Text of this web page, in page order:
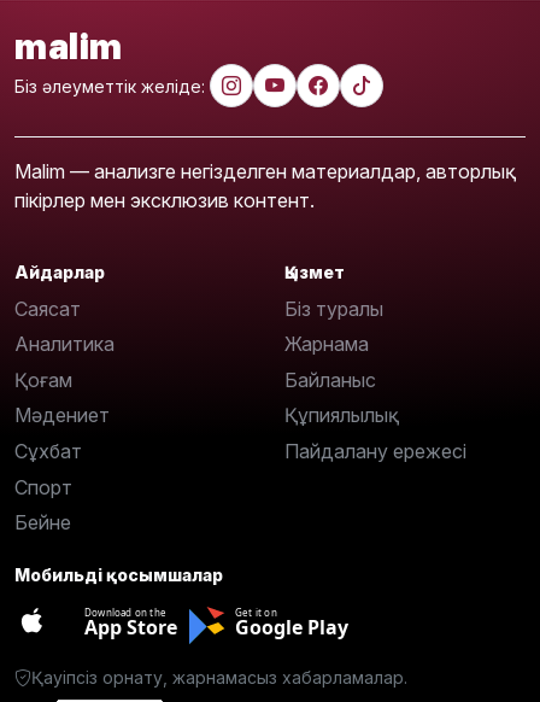
malim
Біз әлеуметтік желіде:
Malim — анализге негізделген материалдар, авторлық
пікірлер мен эксклюзив контент.
Айдарлар
Саясат
Аналитика
Қоғам
Мәдениет
Сұхбат
Спорт
Бейне
Қызмет
Біз туралы
Жарнама
Байланыс
Құпиялылық
Пайдалану ережесі
Мобильді қосымшалар
Download on the
App Store
Get it on
Google Play
Қауіпсіз орнату, жарнамасыз хабарламалар.